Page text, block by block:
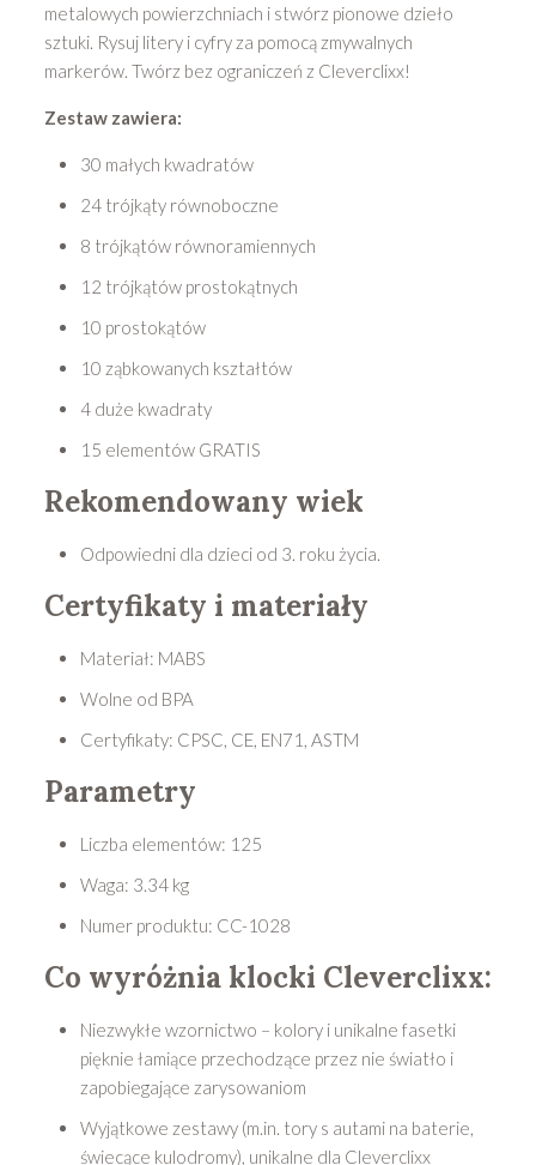
metalowych powierzchniach i stwórz pionowe dzieło
sztuki. Rysuj litery i cyfry za pomocą zmywalnych
markerów. Twórz bez ograniczeń z Cleverclixx!
Zestaw zawiera:
30 małych kwadratów
24 trójkąty równoboczne
8 trójkątów równoramiennych
12 trójkątów prostokątnych
10 prostokątów
10 ząbkowanych kształtów
4 duże kwadraty
15 elementów GRATIS
Rekomendowany wiek
Odpowiedni dla dzieci od 3. roku życia.
Certyfikaty i materiały
Materiał: MABS
Wolne od BPA
Certyfikaty: CPSC, CE, EN71, ASTM
Parametry
Liczba elementów: 125
Waga: 3.34 kg
Numer produktu: CC-1028
Co wyróżnia klocki Cleverclixx:
Niezwykłe wzornictwo – kolory i unikalne fasetki
pięknie łamiące przechodzące przez nie światło i
zapobiegające zarysowaniom
Wyjątkowe zestawy (m.in. tory s autami na baterie,
świecące kulodromy), unikalne dla Cleverclixx